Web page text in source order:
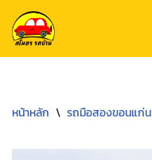
Skip
to
หน้าหลัก \ รถมือสองขอนแก่น